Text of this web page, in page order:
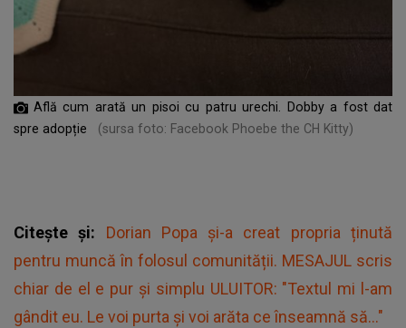
Află cum arată un pisoi cu patru urechi. Dobby a fost dat
spre adopție
(sursa foto: Facebook Phoebe the CH Kitty)
Citește și: Dorian Popa și-a creat propria ținută
pentru muncă în folosul comunității. MESAJUL scris
chiar de el e pur și simplu ULUITOR: "Textul mi l-am
gândit eu. Le voi purta și voi arăta ce înseamnă să..."